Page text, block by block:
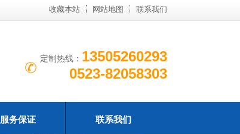
收藏本站 网站地图 联系我们
定制热线： 13505260293
0523-82058303
服务保证 联系我们